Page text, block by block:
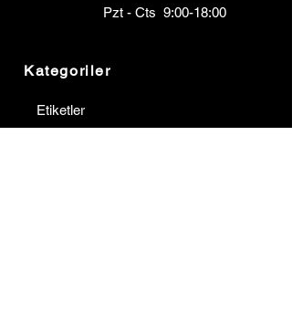
Pzt - Cts 9:00-18:00
Kategoriler
Etiketler